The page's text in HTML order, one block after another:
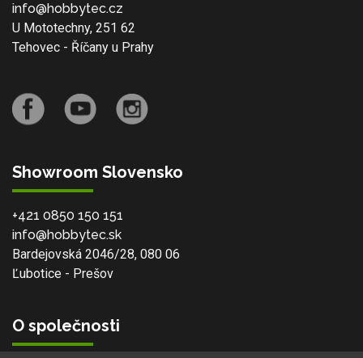
info@hobbytec.cz
U Mototechny, 251 62
Tehovec - Říčany u Prahy
Showroom Slovensko
+421 0850 150 151
info@hobbytec.sk
Bardejovská 2046/28, 080 06
Ľubotice - Prešov
O společnosti